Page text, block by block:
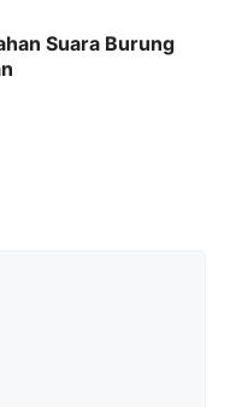
Suara Burung